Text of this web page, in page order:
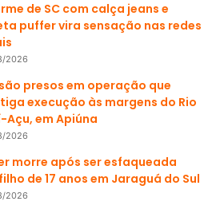
de SC com calça jeans e
puffer vira sensação nas redes
2026
presos em operação que
execução às margens do Rio
em Apiúna
2026
morre após ser esfaqueada
de 17 anos em Jaraguá do Sul
2026